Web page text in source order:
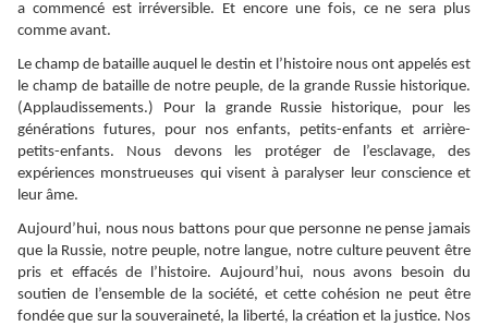
a commencé est irréversible. Et encore une fois, ce ne sera plus
comme avant.
Le champ de bataille auquel le destin et l’histoire nous ont appelés est
le champ de bataille de notre peuple, de la grande Russie historique.
(Applaudissements.) Pour la grande Russie historique, pour les
générations futures, pour nos enfants, petits-enfants et arrière-
petits-enfants. Nous devons les protéger de l’esclavage, des
expériences monstrueuses qui visent à paralyser leur conscience et
leur âme.
Aujourd’hui, nous nous battons pour que personne ne pense jamais
que la Russie, notre peuple, notre langue, notre culture peuvent être
pris et effacés de l’histoire. Aujourd’hui, nous avons besoin du
soutien de l’ensemble de la société, et cette cohésion ne peut être
fondée que sur la souveraineté, la liberté, la création et la justice. Nos